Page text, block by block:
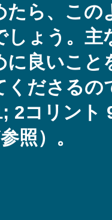
たら、この
しょう。主
に良いこと
くださるの
2コリント
照）。